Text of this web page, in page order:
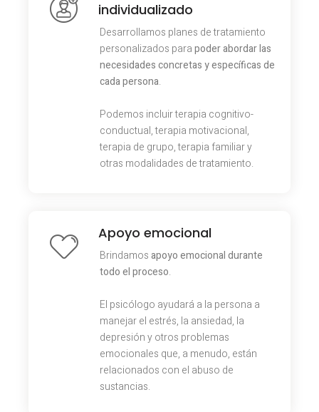
individualizado
Desarrollamos planes de tratamiento
personalizados parapoder abordar las
necesidades concretas y específicas de
cada persona.
Podemos incluir terapia cognitivo-
conductual, terapia motivacional,
terapia de grupo, terapia familiar y
otras modalidades de tratamiento.
Apoyo emocional
Brindamosapoyo emocional durante
todo el proceso.
El psicólogo ayudará a la persona a
manejar el estrés, la ansiedad, la
depresión y otros problemas
emocionales que, a menudo, están
relacionados con el abuso de
sustancias.